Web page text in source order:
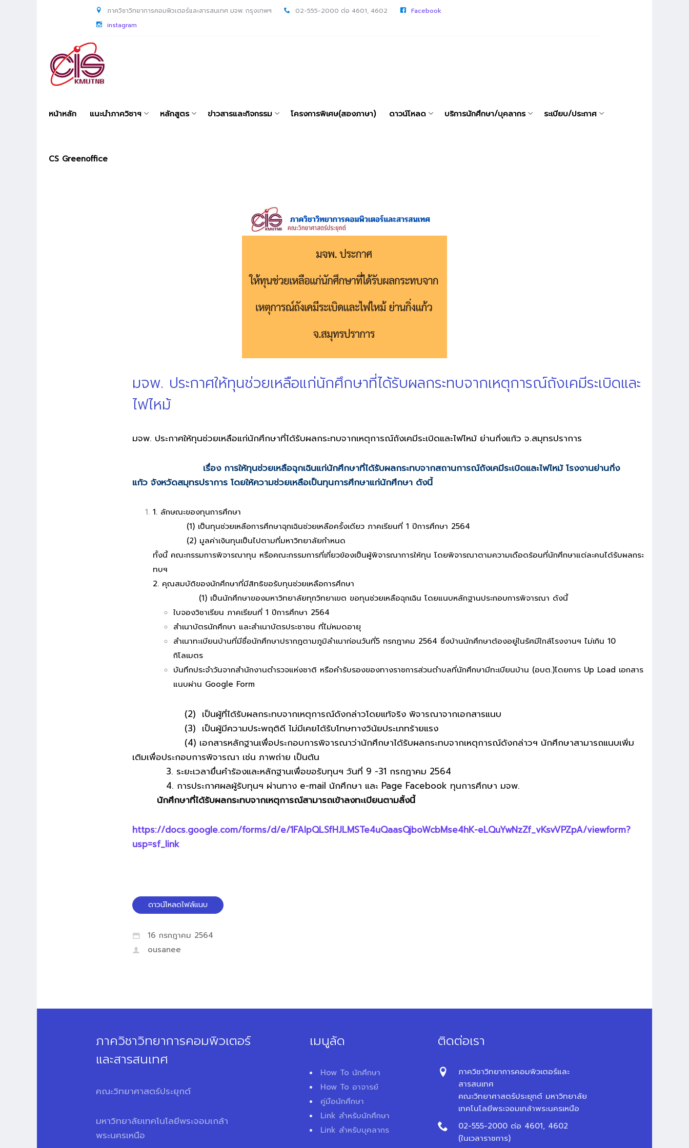
ภาควิชาวิทยาการคอมพิวเตอร์และสารสนเทศ มจพ. กรุงเทพฯ 02-555-2000 ต่อ 4601, 4602
Facebook
instagram
หน้าหลัก แนะนำภาควิชาฯ หลักสูตร ข่าวสารและกิจกรรม โครงการพิเศษ(สองภาษา) ดาวน์โหลด บริการนักศึกษา/บุคลากร ระเบียบ/ประกาศ
CS Greenoffice
มจพ. ประกาศให้ทุนช่วยเหลือแก่นักศึกษาที่ได้รับผลกระทบจากเหตุการณ์ถังเคมีระเบิดและ
ไฟไหม้
มจพ. ประกาศให้ทุนช่วยเหลือแก่นักศึกษาที่ได้รับผลกระทบจากเหตุการณ์ถังเคมีระเบิดและไฟไหม้ ย่านกิ่งแก้ว จ.สมุทรปราการ
เรื่อง การให้ทุนช่วยเหลือฉุกเฉินแก่นักศึกษาที่ได้รับผลกระทบจากสถานการณ์ถังเคมีระเบิดและไฟไหม้ โรงงานย่านกิ่ง
แก้ว จังหวัดสมุทรปราการ โดยให้ความช่วยเหลือเป็นทุนการศึกษาแก่นักศึกษา ดังนี้
1. ลักษณะของทุนการศึกษา
(1) เป็นทุนช่วยเหลือการศึกษาฉุกเฉินช่วยเหลือครั้งเดียว ภาคเรียนที่ 1 ปีการศึกษา 2564
(2) มูลค่าเงินทุนเป็นไปตามที่มหาวิทยาลัยกำหนด
ทั้งนี้ คณะกรรมการพิจารณาทุน หรือคณะกรรมการที่เกี่ยวข้องเป็นผู้พิจารณาการให้ทุน โดยพิจารณาตามความเดือดร้อนที่นักศึกษาแต่ละคนได้รับผลกระ
ทบฯ
2. คุณสมบัติของนักศึกษาที่มีสิทธิขอรับทุนช่วยเหลือการศึกษา
(1) เป็นนักศึกษาของมหาวิทยาลัยทุกวิทยาเขต ขอทุนช่วยเหลือฉุกเฉิน โดยแนบหลักฐานประกอบการพิจารณา ดังนี้
ใบจองวิชาเรียน ภาคเรียนที่ 1 ปีการศึกษา 2564
สำเนาบัตรนักศึกษา และสำเนาบัตรประชาชน ที่ไม่หมดอายุ
สำเนาทะเบียนบ้านที่มีชื่อนักศึกษาปรากฎตามภูมิลำเนาก่อนวันที่5 กรกฎาคม 2564 ซึ่งบ้านนักศึกษาต้องอยู่ในรัศมีใกล้โรงงานฯ ไม่เกิน 10
กิโลเมตร
บันทึกประจำวันจากสำนักงานตำรวจแห่งชาติ หรือคำรับรองของทางราชการส่วนตำบลที่นักศึกษามีทะเบียนบ้าน (อบต.)โดยการ Up Load เอกสาร
แนบผ่าน Google Form
(2) เป็นผู้ที่ได้รับผลกระทบจากเหตุการณ์ดังกล่าวโดยแท้จริง พิจารณาจากเอกสารแนบ
(3) เป็นผู้มีความประพฤติดี ไม่มีเคยได้รับโทษทางวินัยประเภทร้ายแรง
(4) เอกสารหลักฐานเพื่อประกอบการพิจารณาว่านักศึกษาได้รับผลกระทบจากเหตุการณ์ดังกล่าวฯ นักศึกษาสามารถแนบเพิ่ม
เติมเพื่อประกอบการพิจารณา เช่น ภาพถ่าย เป็นต้น
3. ระยะเวลายื่นคำร้องและหลักฐานเพื่อขอรับทุนฯ วันที่ 9 -31 กรกฎาคม 2564
4. การประกาศผลผู้รับทุนฯ ผ่านทาง e-mail นักศึกษา และ Page Facebook ทุนการศึกษา มจพ.
นักศึกษาที่ได้รับผลกระทบจากเหตุการณ์สามารถเข้าลงทะเบียนตามลิ้งนี้
https://docs.google.com/forms/d/e/1FAIpQLSfHJLMSTe4uQaasQjboWcbMse4hK-eLQuYwNzZf_vKsvVPZpA/viewform?
usp=sf_link
ดาวน์โหลดไฟล์แนบ
16 กรกฎาคม 2564
ousanee
ภาควิชาวิทยาการคอมพิวเตอร์
และสารสนเทศ
คณะวิทยาศาสตร์ประยุกต์
มหาวิทยาลัยเทคโนโลยีพระจอมเกล้า
พระนครเหนือ
เมนูลัด
How To นักศึกษา
How To อาจารย์
คู่มือนักศึกษา
Link สำหรับนักศึกษา
Link สำหรับบุคลากร
ติดต่อเรา
ภาควิชาวิทยาการคอมพิวเตอร์และ
สารสนเทศ
คณะวิทยาศาสตร์ประยุกต์ มหาวิทยาลัย
เทคโนโลยีพระจอมเกล้าพระนครเหนือ
02-555-2000 ต่อ 4601, 4602
(ในเวลาราชการ)